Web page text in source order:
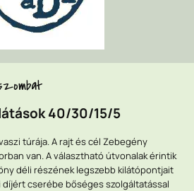
40/30/15/5
túrája. A rajt és cél Zebegény
van. A választható útvonalak érintik
déli részének legszebb kilátópontjait
cserébe bőséges szolgáltatással